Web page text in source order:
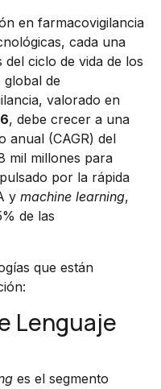
en farmacovigilancia
cada una
del ciclo de vida de los
global de
valorado en
, debe crecer a una
anual (CAGR) del
mil millones para
por la rápida
y machine learning,
de las
que están
Lenguaje
es el segmento